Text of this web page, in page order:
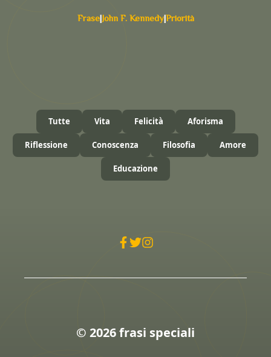
Frase|John F. Kennedy|Priorità
Tutte Vita Felicità Aforisma
Riflessione Conoscenza Filosofia Amore
Educazione
© 2026 frasi speciali